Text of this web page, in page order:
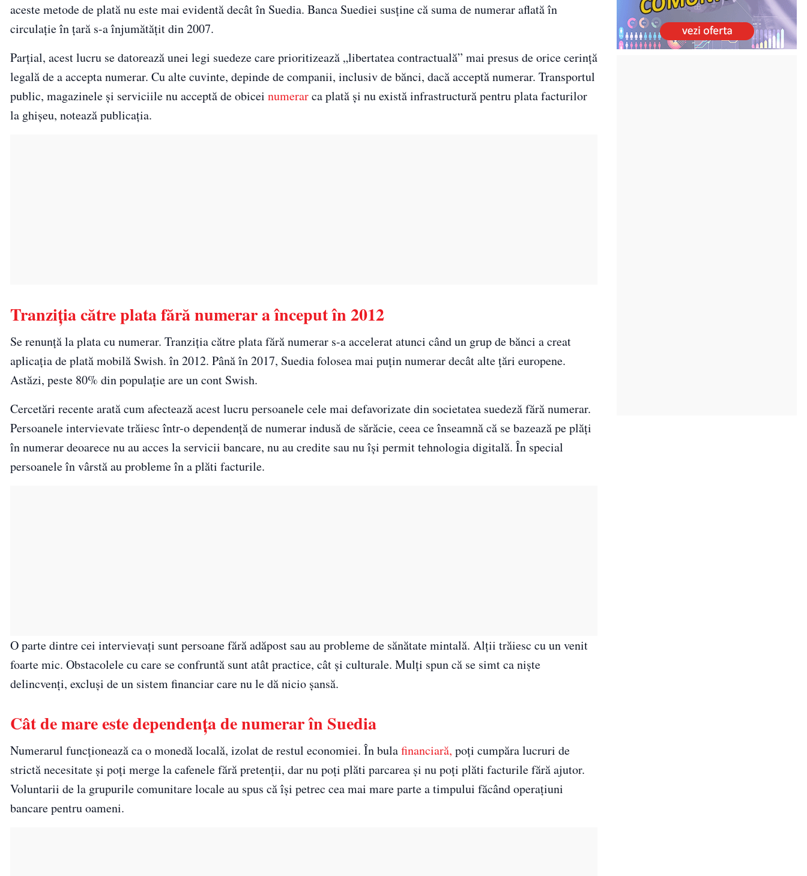
aceste metode de plată nu este mai evidentă decât în ​​Suedia. Banca Suediei susține că suma de numerar aflată în
circulație în țară s-a înjumătățit din 2007.
Parțial, acest lucru se datorează unei legi suedeze care prioritizează „libertatea contractuală” mai presus de orice cerință
legală de a accepta numerar. Cu alte cuvinte, depinde de companii, inclusiv de bănci, dacă acceptă numerar. Transportul
public, magazinele și serviciile nu acceptă de obicei numerarca plată și nu există infrastructură pentru plata facturilor
la ghișeu, notează publicația.
Tranziția către plata fără numerar a început în 2012
Se renunță la plata cu numerar. Tranziția către plata fără numerar s-a accelerat atunci când un grup de bănci a creat
aplicația de plată mobilă Swish. în 2012. Până în 2017, Suedia folosea mai puțin numerar decât alte țări europene.
Astăzi, peste 80% din populație are un cont Swish.
Cercetări recente arată cum afectează acest lucru persoanele cele mai defavorizate din societatea suedeză fără numerar.
Persoanele intervievate trăiesc într-o dependență de numerar indusă de sărăcie, ceea ce înseamnă că se bazează pe plăți
în numerar deoarece nu au acces la servicii bancare, nu au credite sau nu își permit tehnologia digitală. În special
persoanele în vârstă au probleme în a plăti facturile.
O parte dintre cei intervievați sunt persoane fără adăpost sau au probleme de sănătate mintală. Alții trăiesc cu un venit
foarte mic. Obstacolele cu care se confruntă sunt atât practice, cât și culturale. Mulți spun că se simt ca niște
delincvenți, excluși de un sistem financiar care nu le dă nicio șansă.
Cât de mare este dependența de numerar în Suedia
Numerarul funcționează ca o monedă locală, izolat de restul economiei. În bulafinanciară, poți cumpăra lucruri de
strictă necesitate și poți merge la cafenele fără pretenții, dar nu poți plăti parcarea și nu poți plăti facturile fără ajutor.
Voluntarii de la grupurile comunitare locale au spus că își petrec cea mai mare parte a timpului făcând operațiuni
bancare pentru oameni.